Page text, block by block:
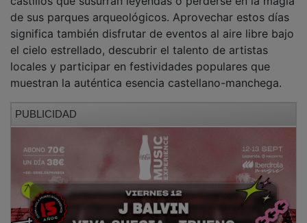
No habrá que esperar mucho más para seguir
disfrutando de la cultura con mayúsculas en Castilla-la
Mancha. Del 11 al 17 de agosto será el turno de Arte
Entre Gigantes, un festival de música quijotesco que
se celebra por iniciativa de la Orquesta Ciudad de La
como escenario principal la localidad de Campo de
PUBLICIDAD
No nos movemos de provincia porque del 23 al 30 de
agosto se celebra en Ciudad Real el FITC Lazarillo, el